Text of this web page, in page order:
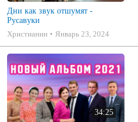
Дни как звук отшумят -
Русавуки
Христианин
Январь 23, 2024
34:25